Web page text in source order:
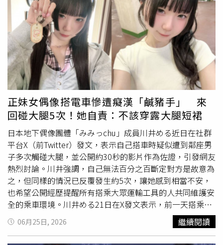
噴出水柱。（圖／翻攝自Threads／@bryan__shih__）貼
文曝光後引發熱議，許多網友紛紛留言表示「你們發自內心
的那句救他救他，就知道你們是善良的人。下雨天也要注意
安全」、「難怪屏科大的畢業門檻之一是要最少會游泳50公
尺」、「好可怕」、「哇，懷念的屏科大，下大雨真的先不
要」。此外，還有網友想起2012年屏科大周邊「壽比路」
豪雨成災時，曾有人坐著殺人鯨造型游泳圈在積水路面漂流
的畫面，「壽比河」、「我來支援2006年的壽比河」、
「沒游過壽比河，游泳學分形同白拿」。根據氣象署資料，
屏東縣25日累積降雨量已突破500毫米，其中九如鄉及鹽埔
鄉12小時累積雨量超過400毫米，豪雨來得又急又猛，導致
排水系統無法負荷大量雨水，多個鄉鎮出現積淹水災情，甚
至潮州鎮多處出現「及腰」積水，讓附近居民驚呼「住10幾
年第一次淹成這樣」。對此，屏東縣政府上午11時緊急宣
布，全縣自下午2時起停止上班、停止上課。
正妹女偶像搭電車慘遭癡漢「鹹豬手」 來
回碰大腿5次！她自責：不該穿露大腿短裙
日本地下偶像團體「みみっchu」成員川井める近日在社群
平台X（前Twitter）發文，表示自己搭車時疑似遭到鄰座男
子多次觸碰大腿，並公開約30秒的影片作為佐證，引發網友
熱烈討論。川井強調，自己無法百分之百斷定對方是故意為
之，但同樣的情況已反覆發生約5次，讓她感到相當不安，
也希望公開經歷提醒所有搭乘大眾運輸工具的人共同維護安
全的乘車環境。川井める21日在X發文表示，前一天搭乘山
手線時，坐在身旁的男子將右手放在兩人座位交界處，且多
次碰到她的大腿。她寫道：「也許是不小心碰到，也有可能
06月25日, 2026 繼續閱讀